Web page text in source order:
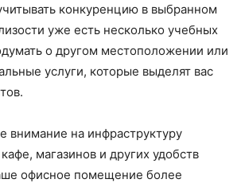
конкуренцию в выбранном
уже есть несколько учебных
о другом местоположении или
услуги, которые выделят вас
внимание на инфраструктуру
магазинов и других удобств
офисное помещение более